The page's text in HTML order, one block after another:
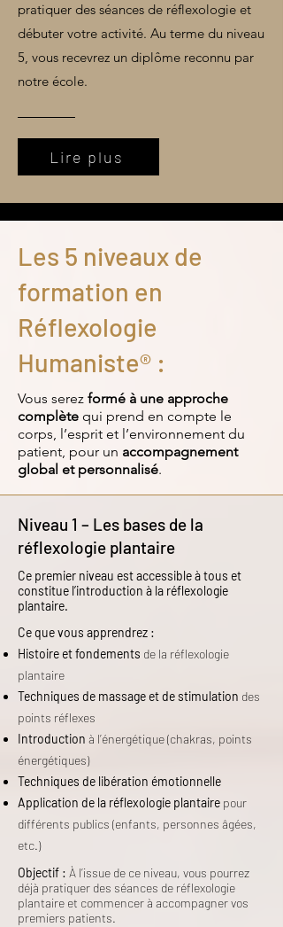
pratiquer des séances de réflexologie et
débuter votre activité. Au terme du niveau
5, vous recevrez un diplôme reconnu par
notre école.
Lire plus
Les 5 niveaux de
formation en
Réflexologie
Humaniste® :
Vous serez formé à une approche
complète qui prend en compte le
corps, l’esprit et l’environnement du
patient, pour un accompagnement
global et personnalisé.
Niveau 1 – Les bases de la
réflexologie plantaire
Ce premier niveau est accessible à tous et
constitue l’introduction à la réflexologie
plantaire.
Ce que vous apprendrez :
Histoire et fondements de la réflexologie
plantaire
Techniques de massage et de stimulation des
points réflexes
Introduction à l’énergétique (chakras, points
énergétiques)
Techniques de libération émotionnelle
Application de la réflexologie plantaire pour
différents publics (enfants, personnes âgées,
etc.)
Objectif : À l’issue de ce niveau, vous pourrez
déjà pratiquer des séances de réflexologie
plantaire et commencer à accompagner vos
premiers patients.